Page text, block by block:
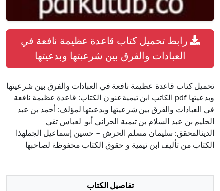
رابط تحميل كتاب قاعدة عظيمة نافعة في
العبادات والفرق بين شرعيتها وبدعيتها
تحميل كتاب قاعدة عظيمة نافعة في العبادات والفرق بين شرعيتها
وبدعيتها pdf الكاتب ابن تيميةعنوان الكتاب: قاعدة عظيمة نافعة
في العبادات والفرق بين شرعيتها وبدعيتهاالمؤلف: أحمد بن عبد
الحليم بن عبد السلام بن تيمية الحراني أبو العباس تقي
الدينالمحقق: سليمان مسلم الحرش – حسين إسماعيل الجملهذا
الكتاب من تأليف ابن تيمية و حقوق الكتاب محفوظة لصاحبها
تفاصيل الكتاب